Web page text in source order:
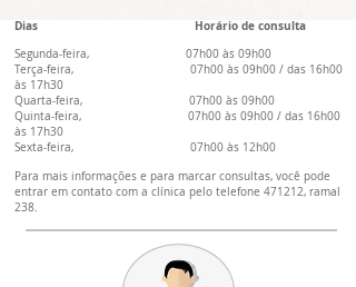
Dias Horário de consulta
Segunda-feira, 07h00 às 09h00
Terça-feira, 07h00 às 09h00 / das 16h00
às 17h30
Quarta-feira, 07h00 às 09h00
Quinta-feira, 07h00 às 09h00 / das 16h00
às 17h30
Sexta-feira, 07h00 às 12h00
Para mais informações e para marcar consultas, você pode
entrar em contato com a clínica pelo telefone 471212, ramal
238.